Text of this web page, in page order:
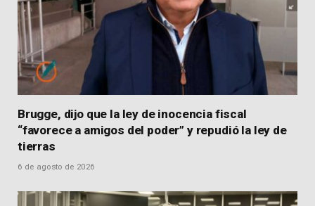
Brugge, dijo que la ley de inocencia fiscal
“favorece a amigos del poder” y repudió la ley de
tierras
6 de agosto de 2026